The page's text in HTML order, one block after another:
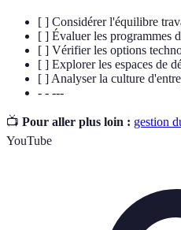
[ ] Considérer l'équilibre
[ ] Évaluer les programmes
[ ] Vérifier les options
[ ] Explorer les espaces de
[ ] Analyser la culture
- - ---
📺 Pour aller plus loin : gestion
YouTube